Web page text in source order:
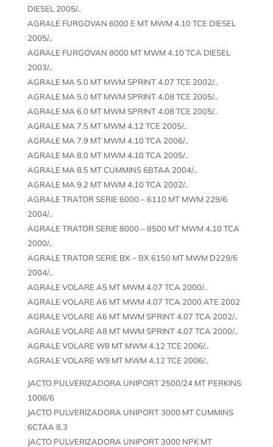
DIESEL 2005/..
AGRALE FURGOVAN 6000 E MT MWM 4.10 TCE DIESEL
2005/..
AGRALE FURGOVAN 8000 MT MWM 4.10 TCA DIESEL
2003/..
AGRALE MA 5.0 MT MWM SPRINT 4.07 TCE 2002/..
AGRALE MA 5.0 MT MWM SPRINT 4.08 TCE 2005/..
AGRALE MA 6.0 MT MWM SPRINT 4.08 TCE 2005/..
AGRALE MA 7.5 MT MWM 4.12 TCE 2005/..
AGRALE MA 7.9 MT MWM 4.10 TCA 2006/..
AGRALE MA 8.0 MT MWM 4.10 TCA 2005/..
AGRALE MA 8.5 MT CUMMINS 6BTAA 2004/..
AGRALE MA 9.2 MT MWM 4.10 TCA 2002/..
AGRALE TRATOR SERIE 6000 – 6110 MT MWM 229/6
2004/..
AGRALE TRATOR SERIE 8000 – 8500 MT MWM 4.10 TCA
2000/..
AGRALE TRATOR SERIE BX – BX 6150 MT MWM D229/6
2004/..
AGRALE VOLARE A5 MT MWM 4.07 TCA 2000/..
AGRALE VOLARE A6 MT MWM 4.07 TCA 2000 ATE 2002
AGRALE VOLARE A6 MT MWM SPRINT 4.07 TCA 2002/..
AGRALE VOLARE A8 MT MWM SPRINT 4.07 TCA 2000/..
AGRALE VOLARE W8 MT MWM 4.12 TCE 2006/..
AGRALE VOLARE W9 MT MWM 4.12 TCE 2006/..
JACTO PULVERIZADORA UNIPORT 2500/24 MT PERKINS
1006/6
JACTO PULVERIZADORA UNIPORT 3000 MT CUMMINS
6CTAA 8.3
JACTO PULVERIZADORA UNIPORT 3000 NPK MT